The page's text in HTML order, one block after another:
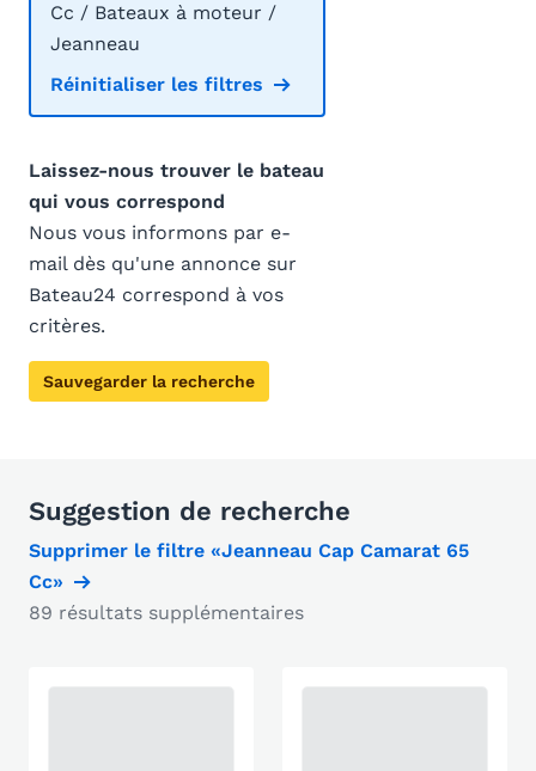
Cc / Bateaux à moteur /
Jeanneau
Réinitialiser les filtres
Laissez-nous trouver le bateau
qui vous correspond
Nous vous informons par e-
mail dès qu'une annonce sur
Bateau24 correspond à vos
critères.
Sauvegarder la recherche
Suggestion de recherche
Supprimer le filtre «Jeanneau Cap Camarat 65
Cc»
89 résultats supplémentaires